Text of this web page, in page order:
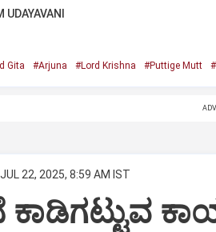
UDAYAVANI
Gita #Arjuna #Lord Krishna #Puttige Mutt
JUL 22, 2025, 8:59 AM IST
ಕಾಡಿಗಟ್ಟುವ